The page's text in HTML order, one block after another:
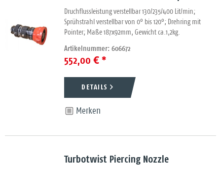
Druchflussleistung verstellbar 130/235/400 Lit/min;
Sprühstrahl verstellbar von 0° bis 120°; Drehring mit
Pointer; Maße 187x92mm, Gewicht ca.1,2kg.
Artikelnummer: 606672
552,00 € *
DETAILS
Merken
Turbotwist Piercing Nozzle